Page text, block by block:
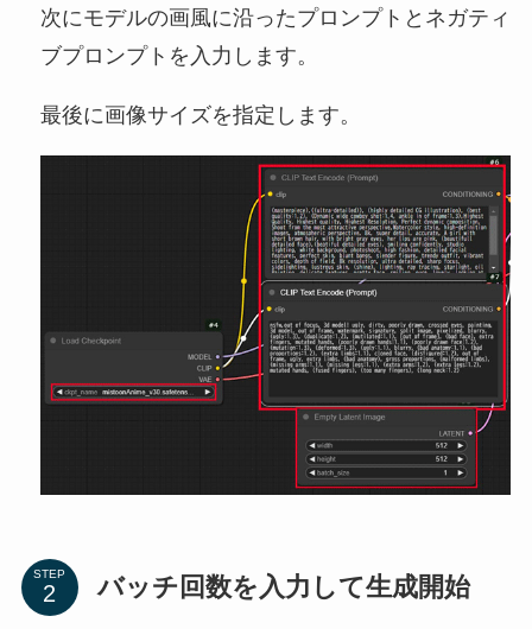
次にモデルの画風に沿ったプロンプトとネガティ
ブプロンプトを入力します。
最後に画像サイズを指定します。
STEP バッチ回数を入力して生成開始